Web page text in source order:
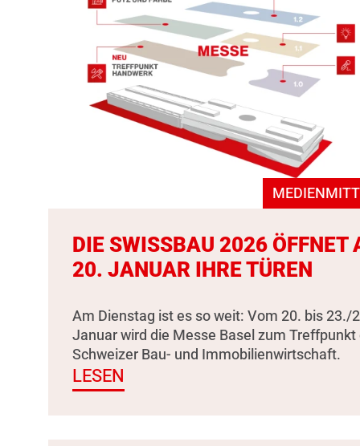
DIE SWISSBAU 2026 ÖFFNET
20. JANUAR IHRE TÜREN
Am Dienstag ist es so weit: Vom 20. bis 23./
Januar wird die Messe Basel zum Treffpunkt
Schweizer Bau- und Immobilienwirtschaft.
LESEN